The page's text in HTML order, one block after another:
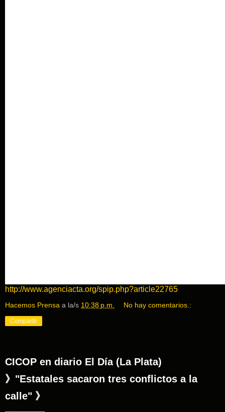
http://www.agenciacta.org/spip.php?article22765
Hacemos Prensa a la/s 10:38 p.m. No hay comentarios.:
Compartir
CICOP en diario El Día (La Plata)
》"Estatales sacaron tres conflictos a la
calle" 》